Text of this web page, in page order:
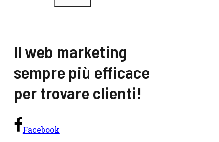
Il web marketing
sempre più efficace
per trovare clienti!
Facebook